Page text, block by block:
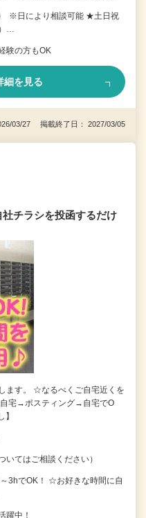
※日により相談可能 ★土日祝
…
験の方もOK
細を見る
03/27 掲載終了日： 2027/03/05
チラシを投函するだけ
ます。 ☆なるべくご自宅近くを
宅→ポスティング→自宅でO
いてはご相談ください）
3hでOK！ ☆お好きな時間に自
躍中！